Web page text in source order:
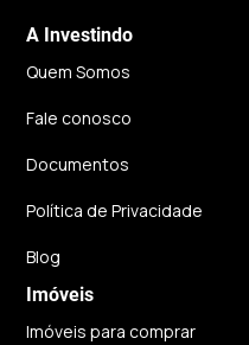
A Investindo
Quem Somos
Fale conosco
Documentos
Política de Privacidade
Blog
Imóveis
Imóveis para comprar